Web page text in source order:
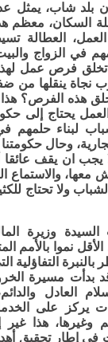
بلد شاب، يمثل
من جملة السكان،
العطالة
في الزواج
تخلق فرص عمل
نجاة ينقلها من
هذه الفرص؟
يحتاج إلى
لبناء حلمهم
وحال
يجب ان يقف عائقا
معها، والاستماع
ولا تحتاج
وزيرة
الأقل نموا بالأمم
بالنبرة التفاؤلية
بدأت مسيرة
العادل
مدته ٣ سنوات يركز
وغيرها، هذا غير
في إطار تحقيق